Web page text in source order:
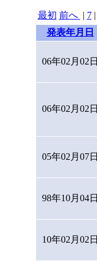
最初 前へ | 7|
発表年月日
06年02月02日
06年02月02日
05年02月07日
98年10月04日
10年02月02日